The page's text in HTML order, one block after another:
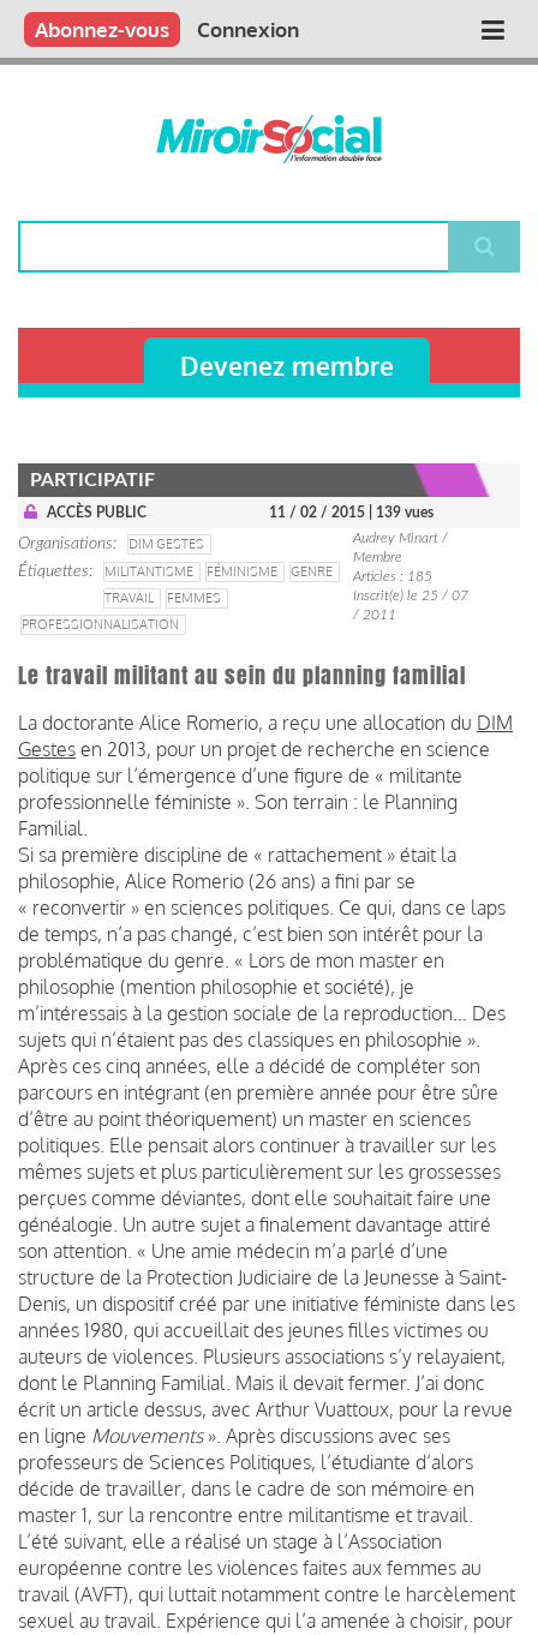
Aller
contenu
Main
Qui sommes nous ?
Vous publiez
Nous publions
Contactez-nous
Abonnez-vous Connexion
Devenez membre
PARTICIPATIF
ACCÈS PUBLIC 11 / 02 / 2015 | 139 vues
Organisations
DIM GESTES
Étiquettes
MILITANTISME FÉMINISME
GENRE
TRAVAIL
FEMMES
PROFESSIONNALISATION
Audrey Minart /
Membre
Articles : 185
Inscrit(e) le 25 / 07
/ 2011
Le travail militant au sein du planning familial
La doctorante Alice Romerio, a reçu une allocation du DIM
Gestes en 2013, pour un projet de recherche en science
politique sur l’émergence d’une figure de « militante
professionnelle féministe ». Son terrain : le Planning
Familial.
Si sa première discipline de « rattachement » était la
philosophie, Alice Romerio (26 ans) a fini par se
« reconvertir » en sciences politiques. Ce qui, dans ce laps
de temps, n’a pas changé, c’est bien son intérêt pour la
problématique du genre. « Lors de mon master en
philosophie (mention philosophie et société), je
m’intéressais à la gestion sociale de la reproduction… Des
sujets qui n’étaient pas des classiques en philosophie ».
Après ces cinq années, elle a décidé de compléter son
parcours en intégrant (en première année pour être sûre
d’être au point théoriquement) un master en sciences
politiques. Elle pensait alors continuer à travailler sur les
mêmes sujets et plus particulièrement sur les grossesses
perçues comme déviantes, dont elle souhaitait faire une
généalogie. Un autre sujet a finalement davantage attiré
son attention. « Une amie médecin m’a parlé d’une
structure de la Protection Judiciaire de la Jeunesse à Saint-
Denis, un dispositif créé par une initiative féministe dans les
années 1980, qui accueillait des jeunes filles victimes ou
auteurs de violences. Plusieurs associations s’y relayaient,
dont le Planning Familial. Mais il devait fermer. J’ai donc
écrit un article dessus, avec Arthur Vuattoux, pour la revue
en ligne Mouvements». Après discussions avec ses
professeurs de Sciences Politiques, l’étudiante d’alors
décide de travailler, dans le cadre de son mémoire en
master 1, sur la rencontre entre militantisme et travail.
L’été suivant, elle a réalisé un stage à l’Association
européenne contre les violences faites aux femmes au
travail (AVFT), qui luttait notamment contre le harcèlement
sexuel au travail. Expérience qui l’a amenée à choisir, pour